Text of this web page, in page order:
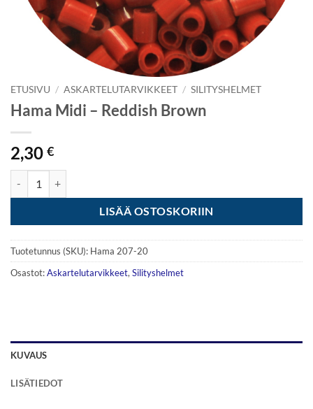
ETUSIVU / ASKARTELUTARVIKKEET / SILITYSHELMET
Hama Midi – Reddish Brown
2,30 €
LISÄÄ OSTOSKORIIN
Tuotetunnus (SKU): Hama 207-20
Osastot:Askartelutarvikkeet, Silityshelmet
KUVAUS
LISÄTIEDOT